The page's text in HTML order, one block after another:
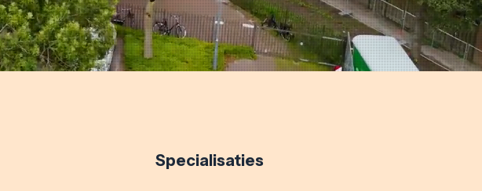
Specialisaties